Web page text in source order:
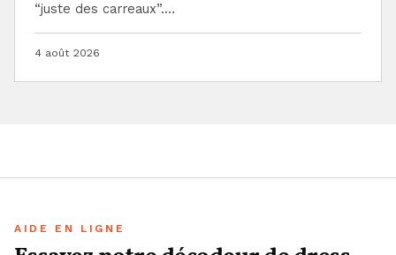
“juste des carreaux”.…
4 août 2026
AIDE EN LIGNE